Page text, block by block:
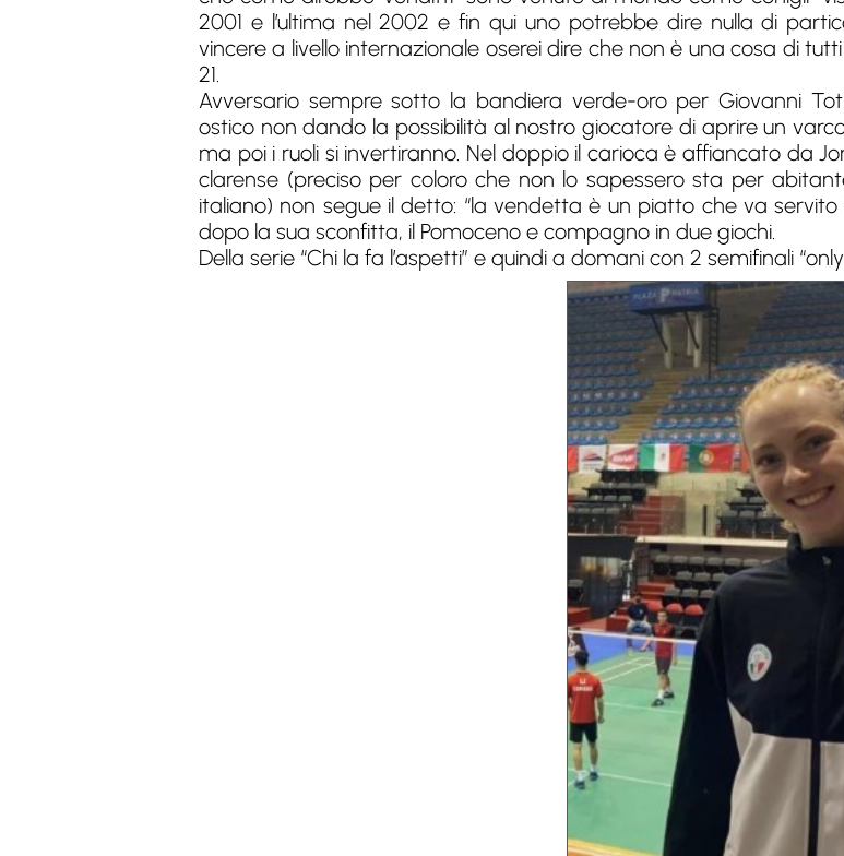
2001 e l’ultima nel 2002 e fin qui uno potrebbe dire nulla di
vincere a livello internazionale oserei dire che non è una cosa di
21.
Avversario sempre sotto la bandiera verde-oro per Giovanni
ostico non dando la possibilità al nostro giocatore di aprire un
ma poi i ruoli si invertiranno. Nel doppio il carioca è affiancato da
clarense (preciso per coloro che non lo sapessero sta per
italiano) non segue il detto: “la vendetta è un piatto che va
dopo la sua sconfitta, il Pomoceno e compagno in due giochi.
Della serie “Chi la fa l’aspetti” e quindi a domani con 2 semifinali “only